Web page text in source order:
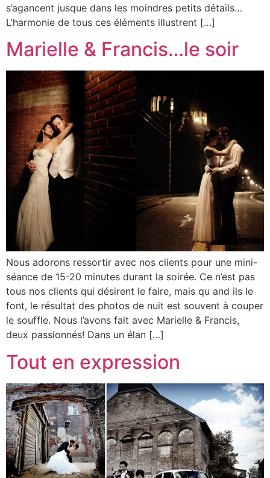
s’agancent jusque dans les moindres petits détails…
L’harmonie de tous ces éléments illustrent […]
Marielle & Francis…le soir
Nous adorons ressortir avec nos clients pour une mini-
séance de 15-20 minutes durant la soirée. Ce n’est pas
tous nos clients qui désirent le faire, mais qu and ils le
font, le résultat des photos de nuit est souvent à couper
le souffle. Nous l’avons fait avec Marielle & Francis,
deux passionnés! Dans un élan […]
Tout en expression